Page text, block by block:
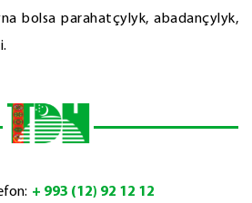
bolsa parahatçylyk, abadançylyk,
+ 993 (12) 92 12 12